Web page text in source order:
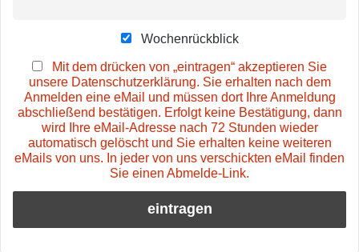
Wochenrückblick
Mit dem drücken von „eintragen“ akzeptieren Sie
unsere Datenschutzerklärung. Sie erhalten nach dem
Anmelden eine eMail und müssen dort Ihre Anmeldung
abschließend bestätigen. Erfolgt keine Bestätigung, dann
wird Ihre eMail-Adresse nach 72 Stunden wieder
automatisch gelöscht und Sie erhalten keine weiteren
eMails von uns. In jeder von uns verschickten eMail finden
Sie einen Abmelde-Link.